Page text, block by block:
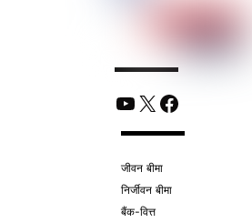
YouTube
X Facebook
जीवन बीमा
निर्जीवन बीमा
बैंक-वित्त